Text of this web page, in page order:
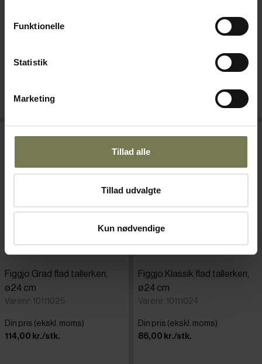
Funktionelle
Statistik
Marketing
Tillad alle
Tillad udvalgte
Kun nødvendige
Læg i kurv
Læg i kurv
Pakker af 6 stk.
Figgjo Grad flad tallerken,
ø24 cm
Varenr: 10111025
Din pris (ekskl. moms)
114,00 kr./stk.
Pakker af 6 stk.
Figgjo Klassik flad tallerken,
ø24 cm
Varenr: 10111024
Din pris (ekskl. moms)
86,00 kr./stk.